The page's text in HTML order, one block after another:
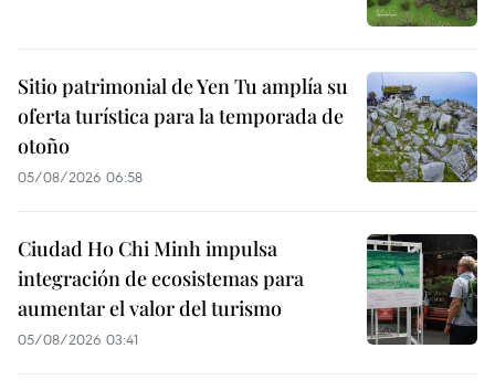
Sitio patrimonial de Yen Tu amplía su
oferta turística para la temporada de
otoño
05/08/2026 06:58
Ciudad Ho Chi Minh impulsa
integración de ecosistemas para
aumentar el valor del turismo
05/08/2026 03:41